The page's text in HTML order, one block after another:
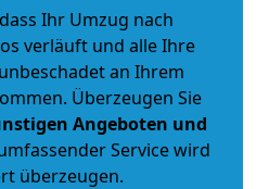
Ihr Umzug nach
verläuft und alle Ihre
an Ihrem
Überzeugen Sie
Angeboten und
Service wird
überzeugen.